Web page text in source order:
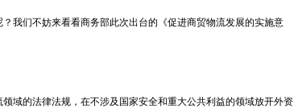
我们不妨来看看商务部此次出台的《促进商贸物流发展的实施意
领域的法律法规，在不涉及国家安全和重大公共利益的领域放开外资